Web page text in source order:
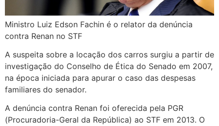
Ministro Luiz Edson Fachin é o relator da denúncia
contra Renan no STF
A suspeita sobre a locação dos carros surgiu a partir de
investigação do Conselho de Ética do Senado em 2007,
na época iniciada para apurar o caso das despesas
familiares do senador.
A denúncia contra Renan foi oferecida pela PGR
(Procuradoria-Geral da República) ao STF em 2013. O